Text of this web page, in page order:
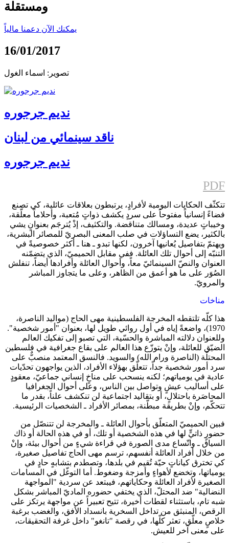
ومستقلة
يمكنك الآن دعمنا مالياً
16/01/2017
تصوير: اسماء الغول
نديم جرجوره
ناقد سينمائي من لبنان
نديم جرجوره
PDF
تتكثّف الحكايات اليومية لأفرادٍ، يرتبطون بعلاقات عائلية، كي تصنع
فضاءً إنسانياً مفتوحاً على سردٍ يكشف ذواتٍ مُتعبة، وأحلاماً معلّقة،
وخيباتٍ عديدة، ومسالك متناقضة. والتكثيف، إذْ يُترجَم بعنوانٍ يشي
بالكثير، يضع التساؤلات في صلب المعنى البصريّ للمصائر البشرية،
ويهتمّ بتفاصيل يُعانيها آخرون، لكنها تبدو ـ هنا ـ أكثر خصوصيةً في
التنبّه إلى أحوال تلك العائلة. ففي مقابل الحميميّ، الذي يتضمّنه
العنوان والنصّ السينمائيّ معاً، وأحوال العائلة وأفرادها أيضاً، تنفلش
الصُوَر على ما هو أعمق من الظاهر، وعلى ما يتجاوز المباشر
والمرويّ.
مناخات
هذا كلّه تلتقطه المخرجة الفلسطينية مهى الحاج (مواليد الناصرة،
1970)، واضعةً إياه في أول روائي طويل لها، بعنوان "أمور شخصية".
وللعنوان دلالته المباشرة والحسّية، التي تصبو إلى تفكيك العالم
الضيّق للعائلة، وإنْ يتوزّع هذا العالم على بقاع جغرافية في فلسطين
المحتلّة (الناصرة ورام الله) والسويد. فالنسق المعتمد منصبٌّ على
سرد أمور شخصية جداً، تتعلّق بهؤلاء الأفراد، الذين يواجهون تحدّيات
عادية في يومياتهم؛ لكنه ينسحب على مناخٍ إنساني جماعيّ، معقودٍ
على أساليب عيشٍ وتواصل بين الناس، وعلى أحوال الجغرافيا
المحاصَرة باحتلالٍ، أو بتقاليد اجتماعية لن تنكشف علناً، بقدر ما
تتحكّم، وإنْ بطريقة مبطّنة، بمصائر الأفراد ـ الشخصيات الرئيسية.
فبين الحميميّ المتعلّق بأحوال العائلة ـ والمخرجة لن تتنصّل من
حضورٍ ذاتيٍّ لها في هذه الشخصية أو تلك، أو في هذه الحالة أو ذاك
السياق ـ واتّساع مدى الصورة في قراءة شيءٍ من أحوال بيئة، وإنْ
من خلال أفراد العائلة أنفسهم، ترسم مهى الحاج تفاصيل صغيرة،
كي تخترق كياناتٍ حيّة تُقيم في بلدها، وتصطدم بتشابهٍ حادٍ في
يومياتها، وتخضع لأهواءٍ وأمزجة وضغوط. أما التوغّل في المسامات
الصغيرة لأفراد العائلة وحكاياتهم، فيبتعد عن سردية "المواجهة
النضالية" ضد المحتلّ، الذي يختفي حضوره الماديّ المباشر بشكل
شبه تام، باستثناء لقطات أخيرة، تتيح تعبيراً عن مواجهة يرتكز على
الرقص، المنبثق من تداخل السخرية بانسداد الأفق، والغضب برغبة
خلاصٍ معلّق، تعثر كلّها، في رقصة "تانغو" داخل غرفة التحقيقات،
على معنى آخر للعيش.